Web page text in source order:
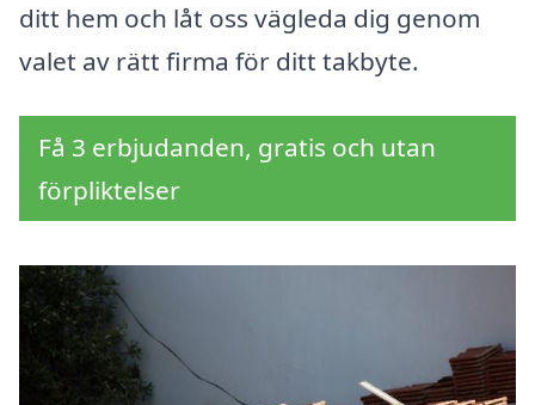
ditt hem och låt oss vägleda dig genom
valet av rätt firma för ditt takbyte.
Få 3 erbjudanden, gratis och utan
förpliktelser